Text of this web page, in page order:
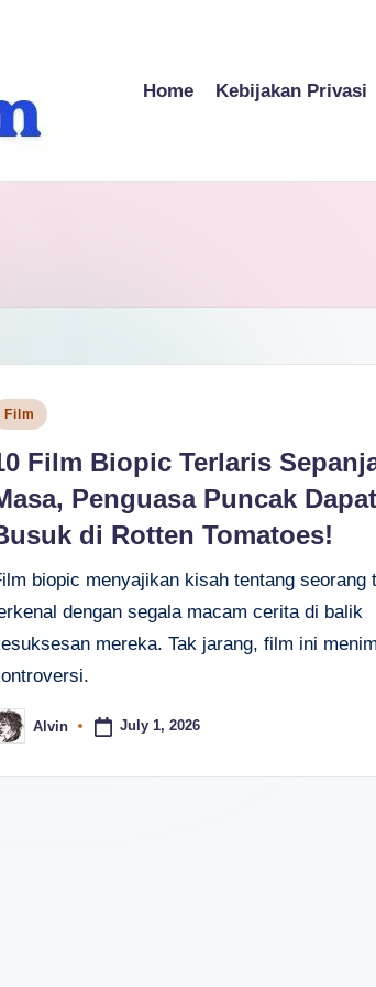
Home Kebijakan Privasi
Film
Film Biopic Terlaris
Penguasa Puncak
di Rotten Tomatoes!
biopic menyajikan kisah tentang seorang
dengan segala macam cerita di balik
mereka. Tak jarang, film ini
Alvin July 1, 2026